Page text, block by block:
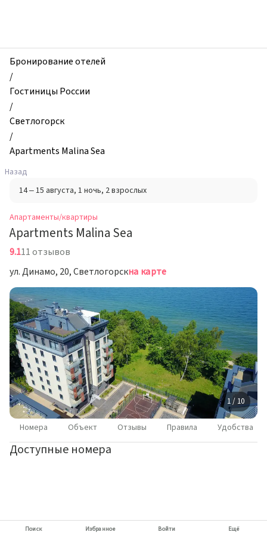
и
квартиры,
Apartments
Malina
Sea,
Светлогорск,
Россия
Бронирование отелей
/
Гостиницы России
/
Светлогорск
/
Apartments Malina Sea
Назад
14 – 15 августа, 1 ночь, 2 взрослых
Апартаменты/квартиры
Apartments Malina Sea
9.111 отзывов
ул. Динамо, 20, Светлогорскна карте
1 / 10
Номера Объект Отзывы Правила Удобства
Доступные номера
Поиск Избранное Войти Ещё